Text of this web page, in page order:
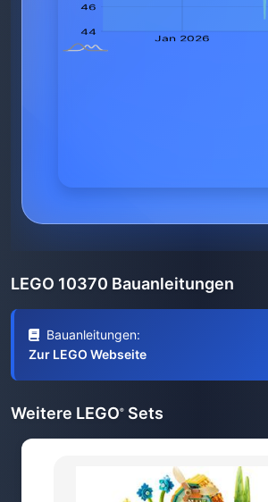
LEGO 10370 Bauanleitungen
Bauanleitungen:
Zur LEGO Webseite
Weitere LEGO® Sets